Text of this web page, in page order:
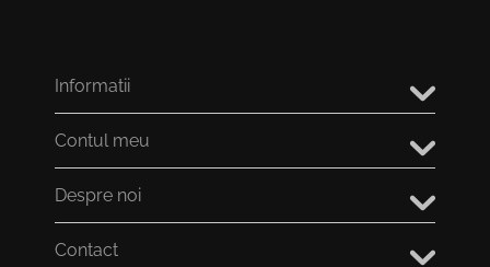
Informatii
Contul meu
Despre noi
Contact